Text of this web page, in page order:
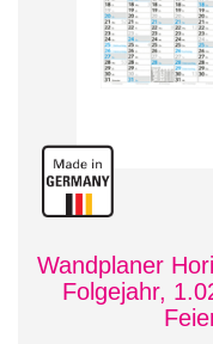
Wandplaner
Folgejahr,